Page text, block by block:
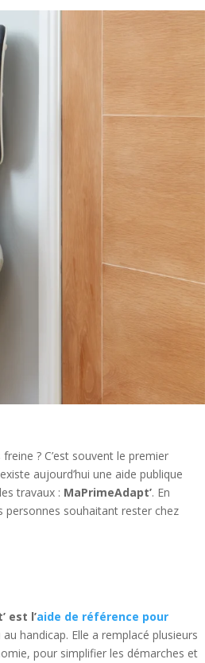
? C’est souvent le premier
aujourd’hui une aide publique
travaux : MaPrimeAdapt’. En
personnes souhaitant rester chez
est l’aide de référence pour
handicap. Elle a remplacé plusieurs
pour simplifier les démarches et